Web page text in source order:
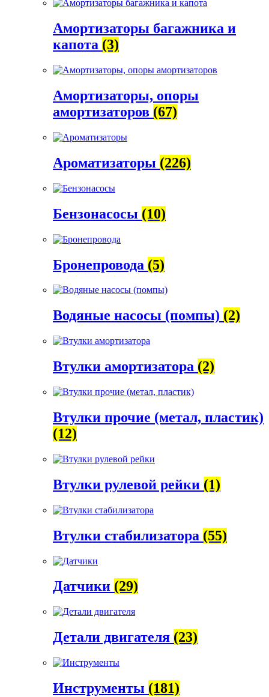
Амортизаторы багажника и
капота (3)
Амортизаторы, опоры
амортизаторов (67)
Ароматизаторы (226)
Бензонасосы (10)
Бронепровода (5)
Водяные насосы (помпы) (2)
Втулки амортизатора (2)
Втулки прочие (метал, пластик)
(12)
Втулки рулевой рейки (1)
Втулки стабилизатора (55)
Датчики (29)
Детали двигателя (23)
Инструменты (181)